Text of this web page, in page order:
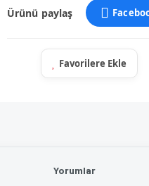
Ürünü paylaş
Yorumlar